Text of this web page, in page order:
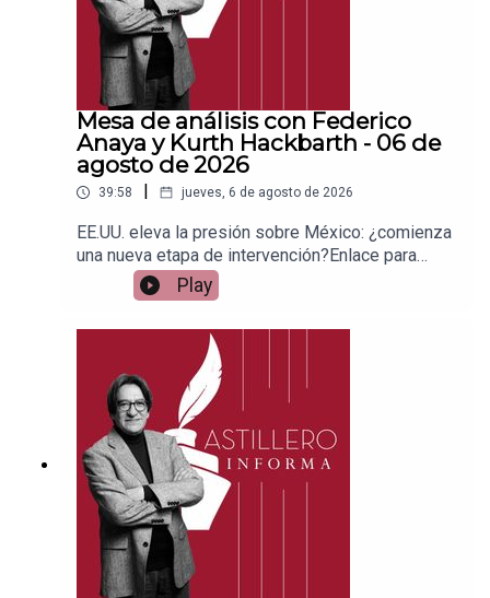
Mesa de análisis con Federico
Anaya y Kurth Hackbarth - 06 de
agosto de 2026
39:58 jueves, 6 de agosto de 2026
EE.UU. eleva la presión sobre México: ¿comienza
una nueva etapa de intervención?Enlace para
apoyar vía
Patreon:https://www.patreon.com/julioastilleroEnl
ace para hacer donaciones vía
PayPal:https://www.paypal.me/julioastilleroCuent
a para hacer transferencias a cuenta BBVA a
nombre de Julio Hernández López:
1539408017CLABE: 012 320 01539408017
2Tienda:https://julioastillerotienda.com/
Play